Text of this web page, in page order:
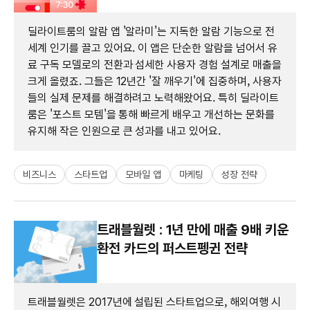
딜라이트룸의 알람 앱 '알라미'는 지독한 알람 기능으로 전
세계 인기를 끌고 있어요. 이 앱은 단순한 알람을 넘어서 유
료 구독 모델로의 전환과 섬세한 사용자 경험 설계로 매출을
크게 올렸죠. 그들은 12년간 '잘 깨우기'에 집중하며, 사용자
들의 실제 문제를 해결하려고 노력해왔어요. 특히 딜라이트
룸은 '포스트 모템'을 통해 빠르게 배우고 개선하는 문화를
유지해 작은 인원으로 큰 성과를 내고 있어요.
비즈니스 스타트업 모바일 앱 마케팅 성장 전략
트래블월렛 : 1년 만에 매출 9배 키운
환전 카드의 퍼스트펭귄 전략
트래블월렛은 2017년에 설립된 스타트업으로, 해외여행 시